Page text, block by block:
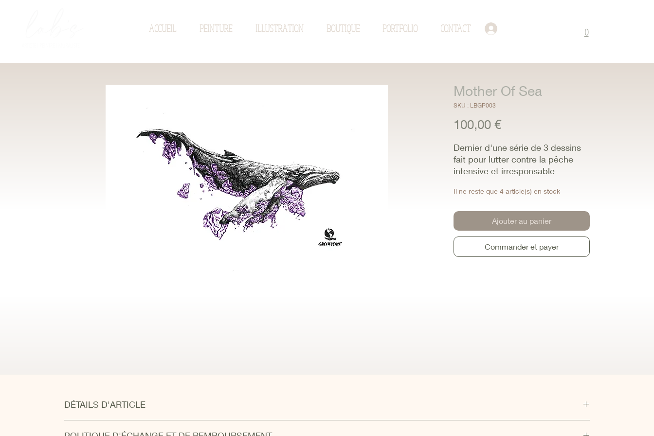
ACCUEIL PEINTURE ILLUSTRATION BOUTIQUE PORTFOLIO CONTACT 0
Mother Of Sea
SKU : LBGP003
100,00 €Prix
Dernier d'une série de 3 dessins
fait pour lutter contre la pêche
intensive et irresponsable
Il ne reste que 4 article(s) en stock
Ajouter au panier
Commander et payer
DÉTAILS D'ARTICLE